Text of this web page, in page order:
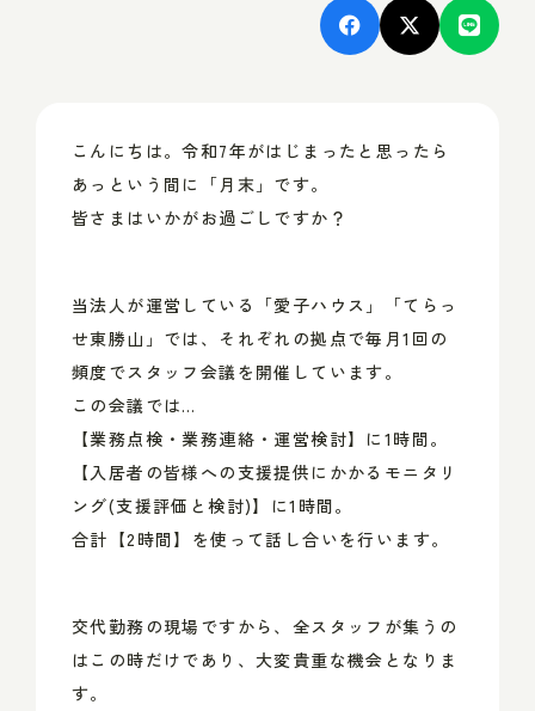
こんにちは。令和7年がはじまったと思ったら
あっという間に「月末」です。
皆さまはいかがお過ごしですか？
当法人が運営している「愛子ハウス」「てらっ
せ東勝山」では、それぞれの拠点で毎月1回の
頻度でスタッフ会議を開催しています。
この会議では…
【業務点検・業務連絡・運営検討】に1時間。
【入居者の皆様への支援提供にかかるモニタリ
ング(支援評価と検討)】に1時間。
合計【2時間】を使って話し合いを行います。
交代勤務の現場ですから、全スタッフが集うの
はこの時だけであり、大変貴重な機会となりま
す。